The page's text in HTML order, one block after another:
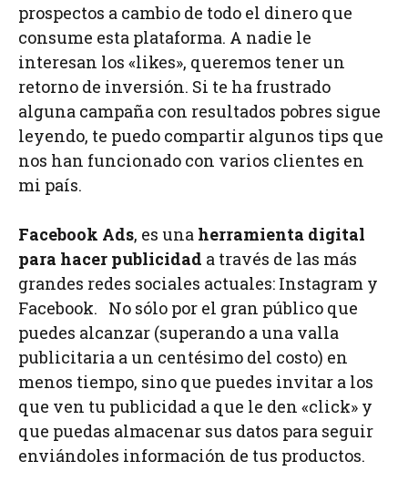
prospectos a cambio de todo el dinero que
consume esta plataforma. A nadie le
interesan los «likes», queremos tener un
retorno de inversión. Si te ha frustrado
alguna campaña con resultados pobres sigue
leyendo, te puedo compartir algunos tips que
nos han funcionado con varios clientes en
mi país.
Facebook Ads, es una herramienta digital
para hacer publicidad a través de las más
grandes redes sociales actuales: Instagram y
Facebook. No sólo por el gran público que
puedes alcanzar (superando a una valla
publicitaria a un centésimo del costo) en
menos tiempo, sino que puedes invitar a los
que ven tu publicidad a que le den «click» y
que puedas almacenar sus datos para seguir
enviándoles información de tus productos.